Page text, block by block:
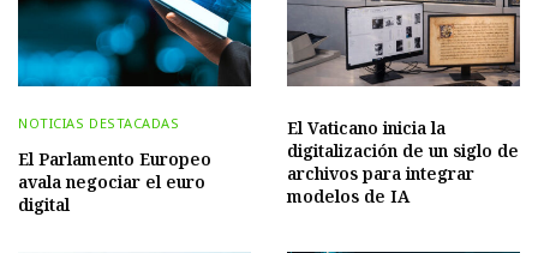
NOTICIAS DESTACADAS
El Parlamento Europeo
avala negociar el euro
digital
El Vaticano inicia la
digitalización de un siglo de
archivos para integrar
modelos de IA